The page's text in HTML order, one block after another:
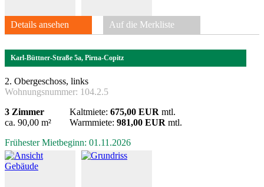
Details ansehen Auf die Merkliste
Karl-Büttner-Straße 5a, Pirna-Copitz
2. Obergeschoss, links
Wohnungsnummer: 104.2.5
3 Zimmer
ca. 90,00 m²
Kaltmiete: 675,00 EUR mtl.
Warmmiete: 981,00 EUR mtl.
Frühester Mietbeginn: 01.11.2026